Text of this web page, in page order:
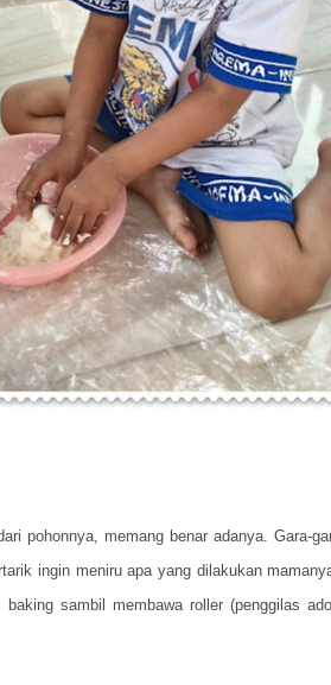
pohonnya, memang benar adanya. Gara-
ingin meniru apa yang dilakukan
sambil membawa roller (penggilas